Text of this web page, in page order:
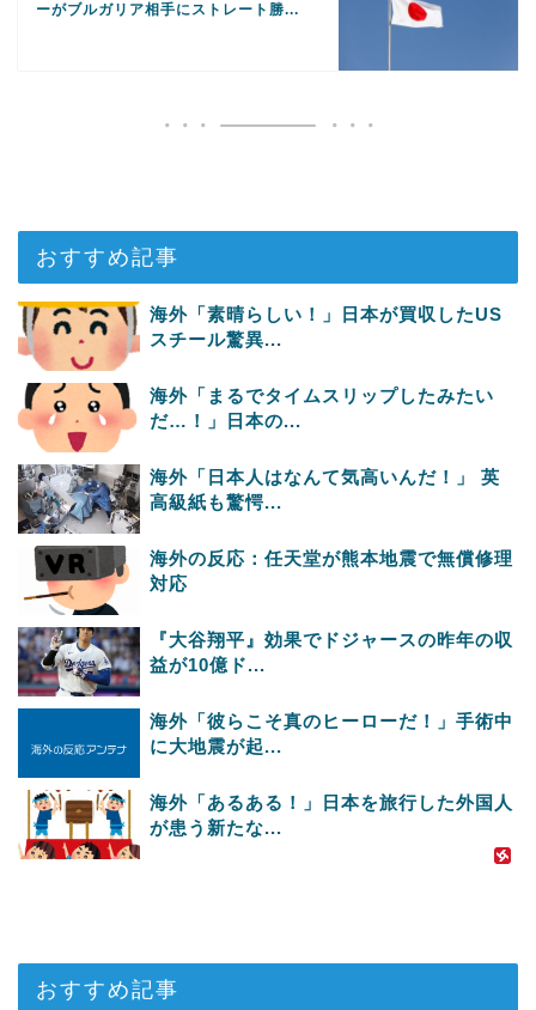
ーがブルガリア相手にストレート勝...
おすすめ記事
海外「素晴らしい！」日本が買収したUS
スチール驚異...
海外「まるでタイムスリップしたみたい
だ…！」日本の...
海外「日本人はなんて気高いんだ！」 英
高級紙も驚愕...
海外の反応：任天堂が熊本地震で無償修理
対応
『大谷翔平』効果でドジャースの昨年の収
益が10億ド...
海外「彼らこそ真のヒーローだ！」手術中
に大地震が起...
海外「あるある！」日本を旅行した外国人
が患う新たな...
おすすめ記事